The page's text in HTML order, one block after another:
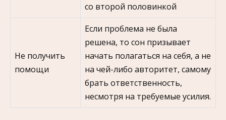
со второй половинкой
Не получить
помощи
Если проблема не была
решена, то сон призывает
начать полагаться на себя, а не
на чей-либо авторитет, самому
брать ответственность,
несмотря на требуемые усилия.